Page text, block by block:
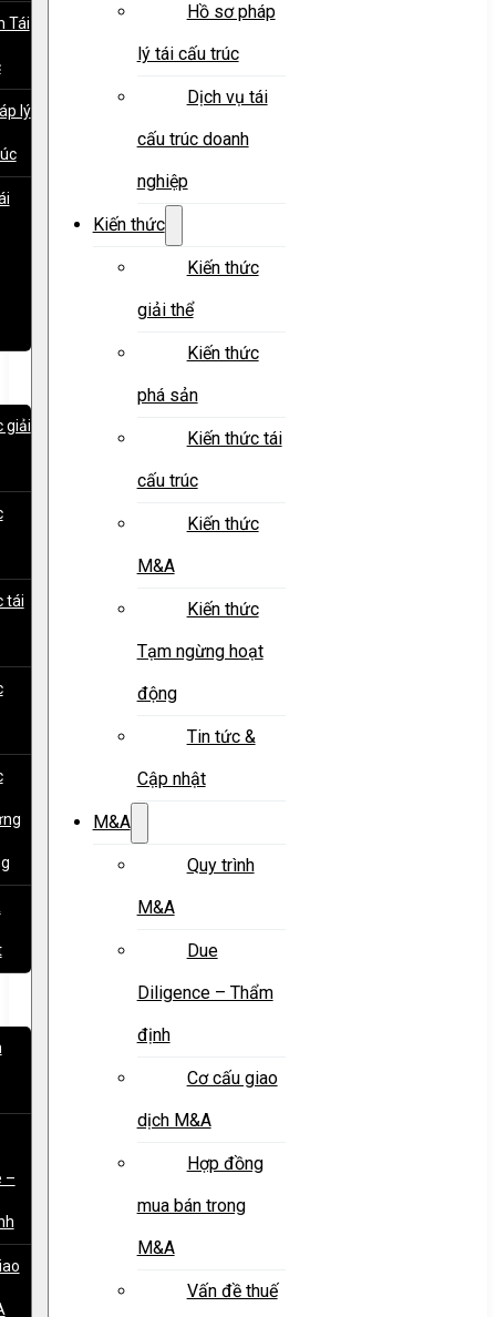
Tái
lý
giải
tái
–
Hồ sơ pháp
lý tái cấu trúc
Dịch vụ tái
cấu trúc doanh
nghiệp
Kiến thức
Kiến thức
giải thể
Kiến thức
phá sản
Kiến thức tái
cấu trúc
Kiến thức
M&A
Kiến thức
Tạm ngừng hoạt
động
Tin tức &
Cập nhật
M&A
Quy trình
M&A
Due
Diligence – Thẩm
định
Cơ cấu giao
dịch M&A
Hợp đồng
mua bán trong
M&A
Vấn đề thuế